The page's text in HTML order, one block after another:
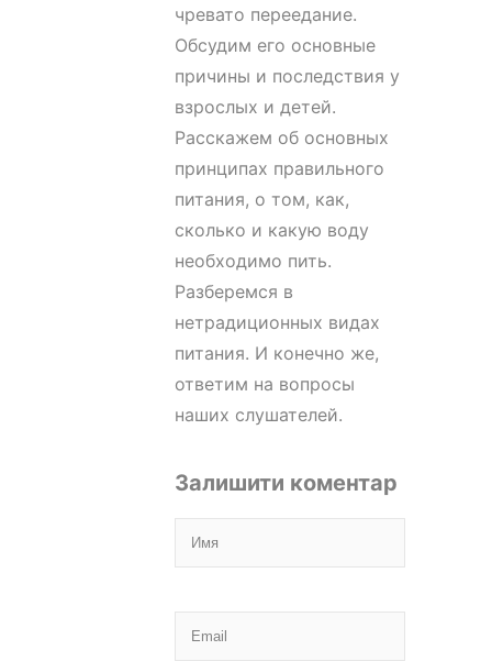
чревато переедание.
Обсудим его основные
причины и последствия у
взрослых и детей.
Расскажем об основных
принципах правильного
питания, о том, как,
сколько и какую воду
необходимо пить.
Разберемся в
нетрадиционных видах
питания. И конечно же,
ответим на вопросы
наших слушателей.
Залишити коментар